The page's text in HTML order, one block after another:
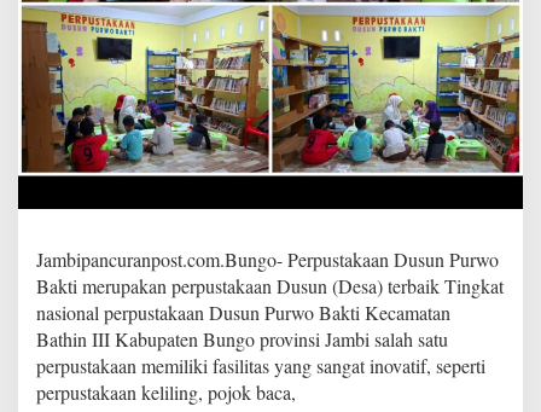
a
w
a
r
k
a
n
l
e
d
a
r
i
s
e
k
Jambipancuranpost.com.Bungo- Perpustakaan Dusun Purwo
Bakti merupakan perpustakaan Dusun (Desa) terbaik Tingkat
nasional perpustakaan Dusun Purwo Bakti Kecamatan
Bathin III Kabupaten Bungo provinsi Jambi salah satu
perpustakaan memiliki fasilitas yang sangat inovatif, seperti
perpustakaan keliling, pojok baca,